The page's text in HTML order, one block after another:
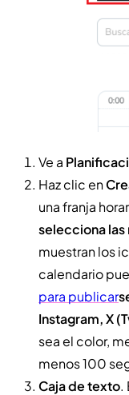
Ve a
Haz clic en
una franja
selecciona las
muestran los
calendario
para publicar
Instagram, X
sea el color,
menos 100
Caja de texto.